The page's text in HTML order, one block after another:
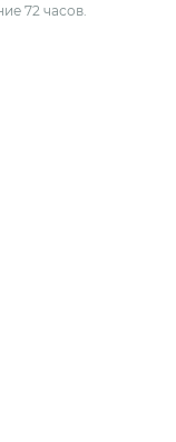
72 часов.